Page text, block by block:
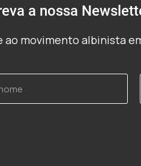
a nossa
ao movimento albinista